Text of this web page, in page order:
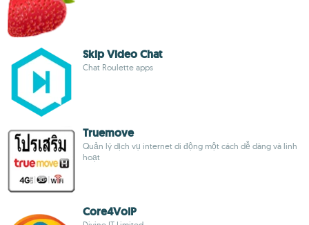
Skip Video Chat
Chat Roulette apps
Truemove
Quản lý dịch vụ internet di động một cách dễ dàng và linh
hoạt
Core4VoIP